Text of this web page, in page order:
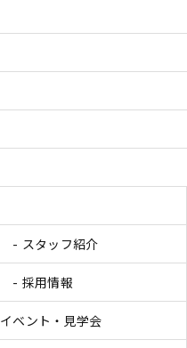
スタッフ紹介
採用情報
イベント・見学会